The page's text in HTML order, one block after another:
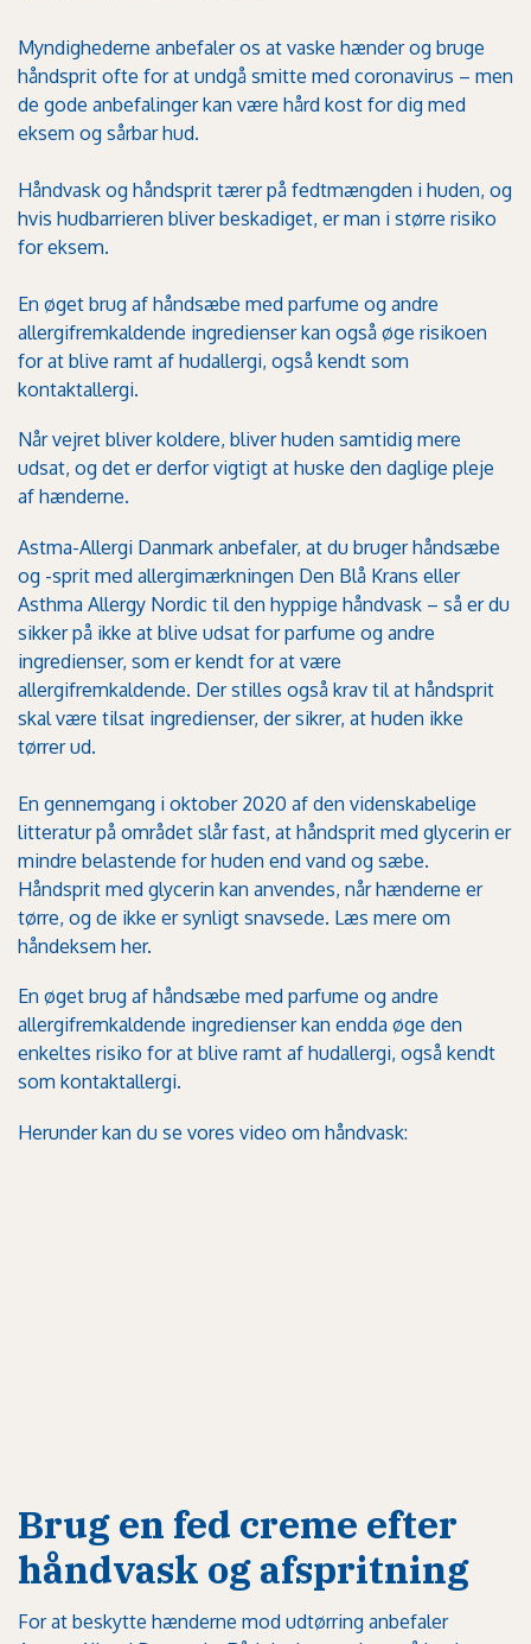
Myndighederne anbefaler os at vaske hænder og bruge
håndsprit ofte for at undgå smitte med coronavirus – men
de gode anbefalinger kan være hård kost for dig med
eksem og sårbar hud.
Håndvask og håndsprit tærer på fedtmængden i huden, og
hvis hudbarrieren bliver beskadiget, er man i større risiko
for eksem.
En øget brug af håndsæbe med parfume og andre
allergifremkaldende ingredienser kan også øge risikoen
for at blive ramt af hudallergi, også kendt som
kontaktallergi.
Når vejret bliver koldere, bliver huden samtidig mere
udsat, og det er derfor vigtigt at huske den daglige pleje
af hænderne.
Astma-Allergi Danmark anbefaler, at du bruger håndsæbe
og -sprit med allergimærkningen Den Blå Krans eller
Asthma Allergy Nordic til den hyppige håndvask – så er du
sikker på ikke at blive udsat for parfume og andre
ingredienser, som er kendt for at være
allergifremkaldende. Der stilles også krav til at håndsprit
skal være tilsat ingredienser, der sikrer, at huden ikke
tørrer ud.
En gennemgang i oktober 2020 af den videnskabelige
litteratur på området slår fast, at håndsprit med glycerin er
mindre belastende for huden end vand og sæbe.
Håndsprit med glycerin kan anvendes, når hænderne er
tørre, og de ikke er synligt snavsede. Læs mere om
håndeksem her.
En øget brug af håndsæbe med parfume og andre
allergifremkaldende ingredienser kan endda øge den
enkeltes risiko for at blive ramt af hudallergi, også kendt
som kontaktallergi.
Herunder kan du se vores video om håndvask:
Brug en fed creme efter
håndvask og afspritning
For at beskytte hænderne mod udtørring anbefaler